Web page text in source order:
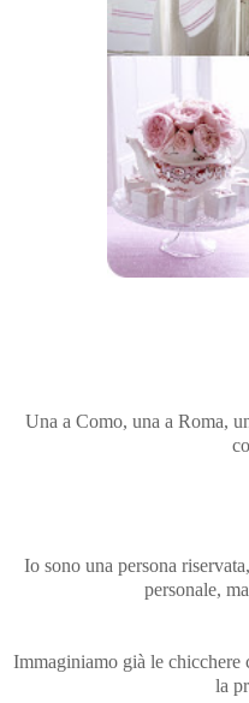
Una a Como, una a Roma,
Io sono una persona
personale,
Immaginiamo già le chicchere
la